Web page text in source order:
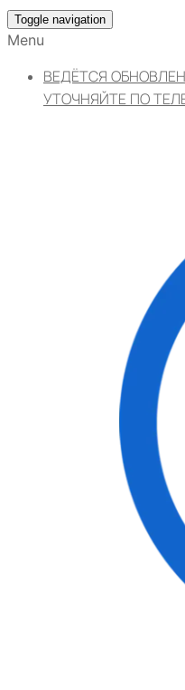
Toggle navigation
Menu
ВЕДЁТСЯ
УТОЧНЯЙТЕ ПО